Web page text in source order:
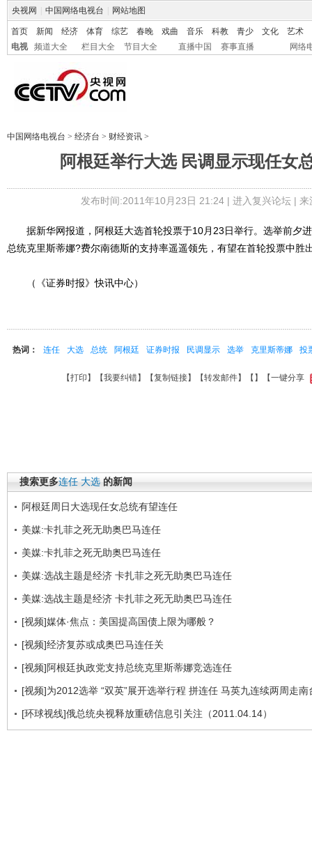
央视网 中国网络电视台 网站地图
首页 新闻 经济 体育 综艺 春晚 戏曲 音乐 科教 青少 文化
艺术
电视
频道大全 栏目大全 节目大全 直播中国 赛事直播 网络
中国网络电视台 > 经济台 > 财经资讯 >
阿根廷举行大选 民调显示现任女
发布时间:2011年10月23日 21:24 | 进入复兴论坛| 来
据新华网报道，阿根廷大选首轮投票于10月23日举行。选举前夕
总统克里斯蒂娜?费尔南德斯的支持率遥遥领先，有望在首轮投票中胜
（《证券时报》快讯中心）
热词： 连任 大选 总统 阿根廷 证券时报 民调显示 选举 克里斯蒂娜 投
【打印 】【我要纠错】【复制链接】【转发邮件】【 】 【一键分享
搜索更多连任 大选 的新闻
阿根廷周日大选现任女总统有望连任
美媒:卡扎菲之死无助奥巴马连任
美媒:卡扎菲之死无助奥巴马连任
美媒:选战主题是经济 卡扎菲之死无助奥巴马连任
美媒:选战主题是经济 卡扎菲之死无助奥巴马连任
[视频]媒体·焦点：美国提高国债上限为哪般？
[视频]经济复苏或成奥巴马连任关
[视频]阿根廷执政党支持总统克里斯蒂娜竞选连任
[视频]为2012选举 “双英”展开选举行程 拼连任 马英九连续两周走南
[环球视线]俄总统央视释放重磅信息引关注（2011.04.14）